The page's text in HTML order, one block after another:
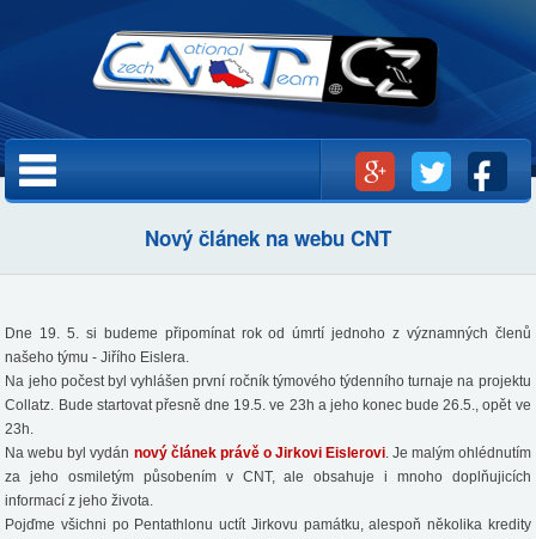
hlavnímu
obsahu
Hlavní menu
Nový článek na webu CNT
Dne 19. 5. si budeme připomínat rok od úmrtí jednoho z významných členů
našeho týmu - Jiřího Eislera.
Na jeho počest byl vyhlášen první ročník týmového týdenního turnaje na projektu
Collatz. Bude startovat přesně dne 19.5. ve 23h a jeho konec bude 26.5., opět ve
23h.
Na webu byl vydán nový článek právě o Jirkovi Eislerovi. Je malým ohlédnutím
za jeho osmiletým působením v CNT, ale obsahuje i mnoho doplňujicích
informací z jeho života.
Pojďme všichni po Pentathlonu uctít Jirkovu památku, alespoň několika kredity